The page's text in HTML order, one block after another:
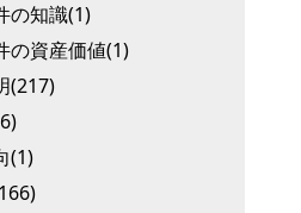
の知識(1)
の資産価値(1)
(217)
(1)